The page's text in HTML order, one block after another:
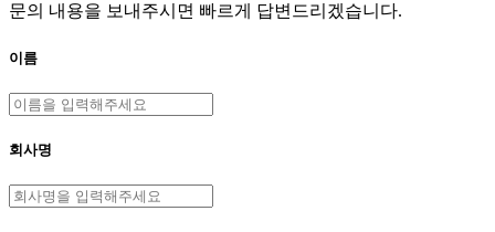
문의 내용을 보내주시면 빠르게 답변드리겠습니다.
이름
회사명